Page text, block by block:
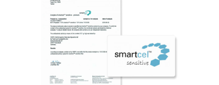
Clima 智慧調溫棉片